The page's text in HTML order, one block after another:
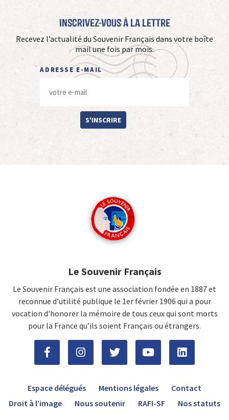
Inscrivez-vous à La Lettre
Recevez l’actualité du Souvenir Français dans votre boîte
mail une fois par mois.
ADRESSE E-MAIL
S'INSCRIRE
Le Souvenir Français
Le Souvenir Français est une association fondée en 1887 et
reconnue d’utilité publique le 1er février 1906 qui a pour
vocation d'honorer la mémoire de tous ceux qui sont morts
pour la France qu’ils soient Français ou étrangers.
Espace délégués Mentions légales
Contact
Droit à l’image
Nous soutenir RAFI-SF Nos statuts